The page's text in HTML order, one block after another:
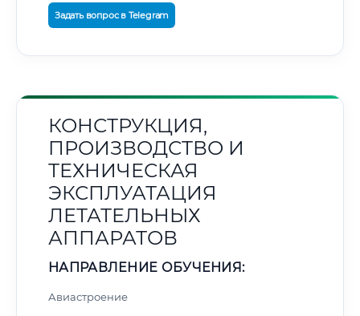
Задать вопрос в Telegram
КОНСТРУКЦИЯ,
ПРОИЗВОДСТВО И
ТЕХНИЧЕСКАЯ
ЭКСПЛУАТАЦИЯ
ЛЕТАТЕЛЬНЫХ
АППАРАТОВ
НАПРАВЛЕНИЕ ОБУЧЕНИЯ:
Авиастроение